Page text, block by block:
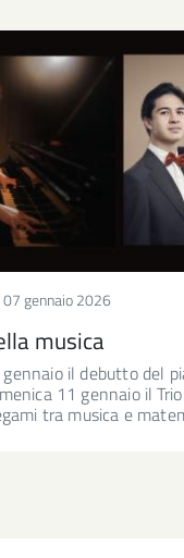
07 gennaio 2026
musica
il debutto del
11 gennaio il
tra musica e